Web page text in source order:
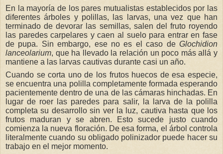
En la mayoría de los pares mutualistas establecidos por las
diferentes árboles y polillas, las larvas, una vez que han
terminado de devorar las semillas, salen del fruto royendo
las paredes carpelares y caen al suelo para entrar en fase
de pupa. Sin embargo, ese no es el caso de Glochidion
lanceolarium, que ha llevado la relación un poco más allá y
mantiene a las larvas cautivas durante casi un año.
Cuando se corta uno de los frutos huecos de esa especie,
se encuentra una polilla completamente formada esperando
pacientemente dentro de una de las cámaras hinchadas. En
lugar de roer las paredes para salir, la larva de la polilla
completa su desarrollo sin ver la luz, cautiva hasta que los
frutos maduran y se abren. Esto sucede justo cuando
comienza la nueva floración. De esa forma, el árbol controla
literalmente cuando su obligado polinizador puede hacer su
trabajo en el mejor momento.